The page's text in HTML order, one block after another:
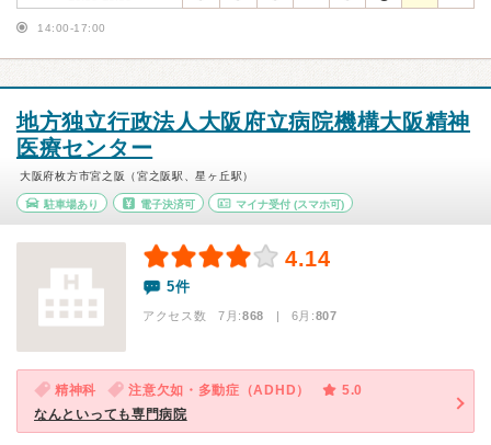
14:00-17:00
地方独立行政法人大阪府立病院機構大阪精神
医療センター
大阪府枚方市宮之阪（宮之阪駅、星ヶ丘駅）
駐車場あり 電子決済可 マイナ受付 (スマホ可)
4.14
5件
アクセス数 7月:868 | 6月:807
精神科 注意欠如・多動症（ADHD）
5.0
なんといっても専門病院